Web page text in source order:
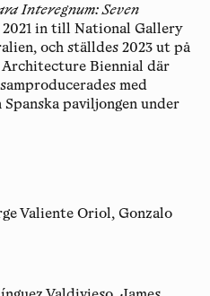
Interegnum: Seven
in till National Gallery
och ställdes 2023 ut på
Architecture Biennial där
med
Spanska paviljongen under
Valiente Oriol, Gonzalo